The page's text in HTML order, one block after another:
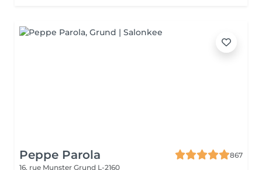
Peppe Parola
867
16, rue Munster Grund L-2160